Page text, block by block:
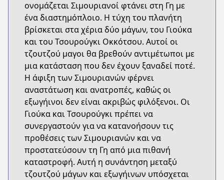
ονομάζεται Σιμουριανοί φτάνει στη Γη με
ένα διαστημόπλοιο. Η τύχη του πλανήτη
βρίσκεται στα χέρια δύο μάγων, του Γιούκα
και του Τσουρούγκι Οκκότσου. Αυτοί οι
τζουτζού μαγοι θα βρεθούν αντιμέτωποι με
μια κατάσταση που δεν έχουν ξαναδεί ποτέ.
Η άφιξη των Σιμουριανών φέρνει
αναστάτωση και ανατροπές, καθώς οι
εξωγήινοι δεν είναι ακριβώς φιλόξενοι. Οι
Γιούκα και Τσουρούγκι πρέπει να
συνεργαστούν για να κατανοήσουν τις
προθέσεις των Σιμουριανών και να
προστατεύσουν τη Γη από μια πιθανή
καταστροφή. Αυτή η συνάντηση μεταξύ
τζουτζού μάγων και εξωγήινων υπόσχεται